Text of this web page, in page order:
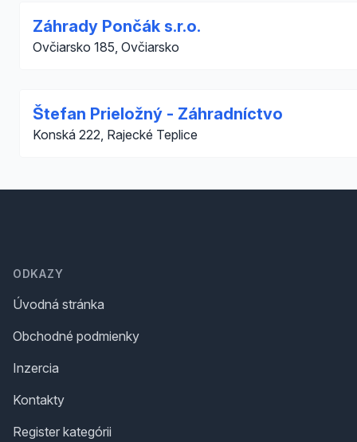
Záhrady Pončák s.r.o.
Ovčiarsko 185, Ovčiarsko
Štefan Prieložný - Záhradníctvo
Konská 222, Rajecké Teplice
ODKAZY
Úvodná stránka
Obchodné podmienky
Inzercia
Kontakty
Register kategórii